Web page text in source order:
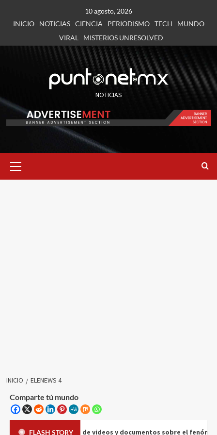
10 agosto, 2026
INICIO
NOTICIAS CIENCIA PERIODISMO TECH
MUNDO
VIRAL
MISTERIOS UNRESOLVED
NOTICIAS
INICIO ELENEWS 4
Comparte tú mundo
FLASH STORY
de videos y documentos sobre el fenómeno OVNI
CIENCIA